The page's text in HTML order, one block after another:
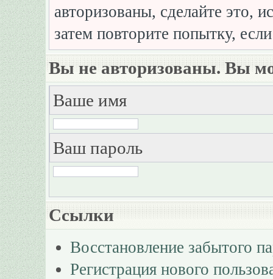
авторизованы, сделайте это,
затем повторите попытку,
Вы не авторизованы. Вы
Ваше имя
Ваш пароль
Ссылки
Восстановление забытого
Регистрация нового